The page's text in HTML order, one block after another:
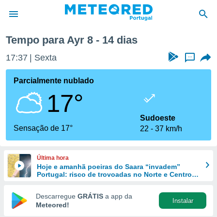
da
foi
fornecidas
a este
das
e
forma
digital
Tempo para Ayr 8 - 14 dias
17:37 Sexta ...
Parcialmente nublado
17°
Sensação de 17°
Sudoeste
22
37 km/h
Última hora
Hoje e amanhã poeiras do Saara “invadem”
Portugal: risco de trovoadas no Norte e Centro
Descarregue GRÁTIS a app da
Meteored!
Instalar